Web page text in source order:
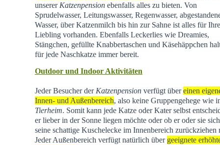
unserer Katzenpensionebenfalls alles zu bieten. Von
Sprudelwasser, Leitungswasser, Regenwasser,
Wasser, über Katzenmilch bis hin zur Sahne ist alles für
Liebling vorhanden. Ebenfalls Leckerlies wie Dreamies,
Stängchen, gefüllte Knabbertaschen und Käsehäppchen
für jede Naschkatze immer bereit.
Outdoor und Indoor Aktivitäten
Jeder Besucher der Katzenpensionverfügt übereinen
Innen- und Außenbereich, also keine Gruppengehege wie
Tierheim. Somit kann jede Katze oder Kater selbst
er lieber in der Sonne liegen möchte oder ob er oder sie
seine schattige Kuschelecke im Innenbereich zurückziehen
Jeder Außenbereich verfügt natürlich über geeignete